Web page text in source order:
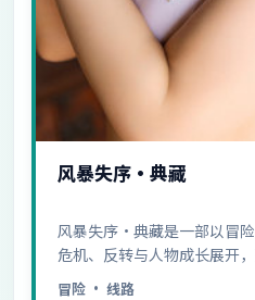
风暴失序·典藏
风暴失序·典藏是一部以冒
危机、反转与人物成长展开
观看。
冒险 · 线路